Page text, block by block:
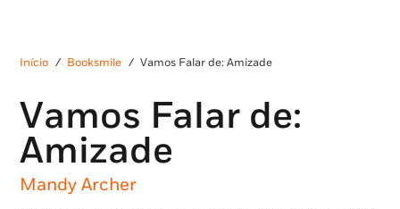
Início / Booksmile / Vamos Falar de: Amizade
Vamos Falar de:
Amizade
Mandy Archer